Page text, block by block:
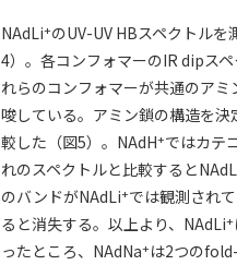
NAdLi+のUV-UV HBスペクトル
4）。各コンフォマーのIR dipス
れらのコンフォマーが共通のア
唆している。アミン鎖の構造を
較した（図5）。NAdH+ではカテ
れのスペクトルと比較すると
のバンドがNAdLi+では観測され
ると消失する。以上より、NAdLi+
ったところ、NAdNa+は2つの